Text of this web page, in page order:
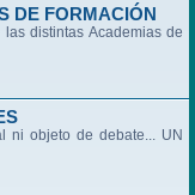
DE FORMACIÓN
distintas Academias de
ni objeto de debate... UN